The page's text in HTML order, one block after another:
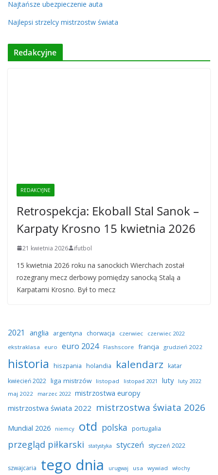
Najtańsze ubezpieczenie auta
Najlepsi strzelcy mistrzostw świata
Redakcyjne
REDAKCYJNE
Retrospekcja: Ekoball Stal Sanok –
Karpaty Krosno 15 kwietnia 2026
21 kwietnia 2026 ifutbol
15 kwietnia 2026 roku na sanockich Wierchach został
rozegrany mecz derbowy pomiędzy sanocką Stalą a
Karpatami Krosno. Był to mecz
2021 anglia argentyna chorwacja czerwiec
czerwiec 2022
ekstraklasa
euro euro 2024 Flashscore francja grudzień 2022
historia hiszpania holandia kalendarz katar
kwiecień 2022 liga mistrzów listopad listopad 2021 luty
luty 2022
maj 2022
marzec 2022 mistrzostwa europy
mistrzostwa świata 2022 mistrzostwa świata 2026
Mundial 2026 niemcy otd polska portugalia
przegląd piłkarski statystyka styczeń styczeń 2022
szwajcaria tego dnia urugwaj usa wywiad włochy